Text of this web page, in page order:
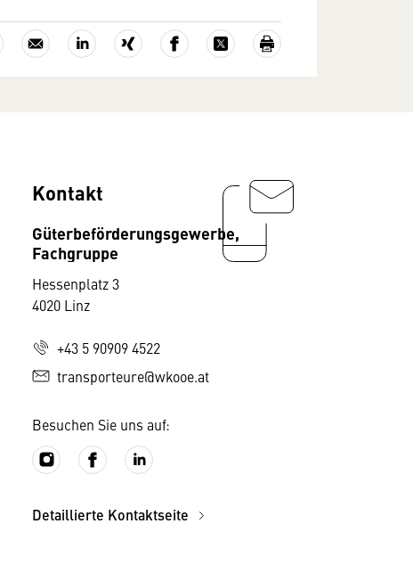
Kontakt
Güterbeförderungsgewerbe,
Fachgruppe
Hessenplatz 3
4020 Linz
+43 5 90909 4522
transporteure@wkooe.at
Besuchen Sie uns auf:
Detaillierte Kontaktseite